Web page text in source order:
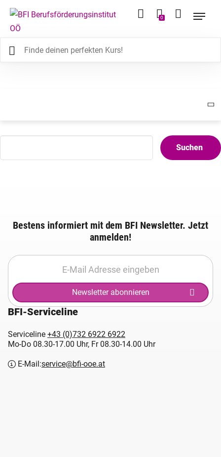
0
bestimmten Suchbegriff zu suchen. Dabei werden
die Kurs-Bezeichnung, der Kurs-Ort sowie diverse
Suchen
Bestens informiert mit dem BFI Newsletter. Jetzt
anmelden!
Newsletter abonnieren
BFI-Serviceline
Serviceline +43 (0)732 6922 6922
Mo-Do 08.30-17.00 Uhr, Fr 08.30-14.00 Uhr
E-Mail:service@bfi-ooe.at